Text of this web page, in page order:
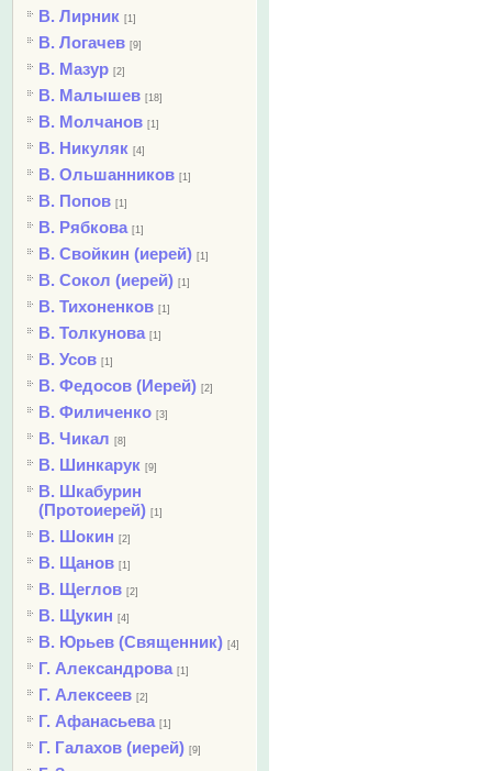
В. Лирник [1]
В. Логачев [9]
В. Мазур [2]
В. Малышев [18]
В. Молчанов [1]
В. Никуляк [4]
В. Ольшанников [1]
В. Попов [1]
В. Рябкова [1]
В. Свойкин (иерей) [1]
В. Сокол (иерей) [1]
В. Тихоненков [1]
В. Толкунова [1]
В. Усов [1]
В. Федосов (Иерей) [2]
В. Филиченко [3]
В. Чикал [8]
В. Шинкарук [9]
В. Шкабурин
(Протоиерей) [1]
В. Шокин [2]
В. Щанов [1]
В. Щеглов [2]
В. Щукин [4]
В. Юрьев (Священник) [4]
Г. Александрова [1]
Г. Алексеев [2]
Г. Афанасьева [1]
Г. Галахов (иерей) [9]